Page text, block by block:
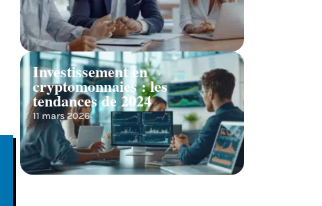
Investissement en
cryptomonnaies : les
tendances de 2024
11 mars 2026